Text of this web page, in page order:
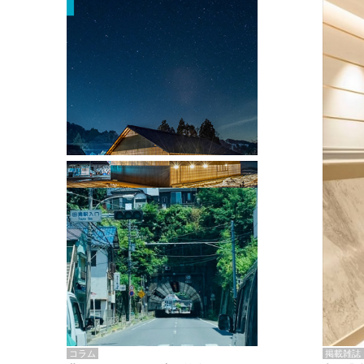
掲載雑誌
掲載雑誌・書籍
『街歩き研修「アールデコとモダニズ
ム、和風バロック」』のレポート記事が
掲載
コラム